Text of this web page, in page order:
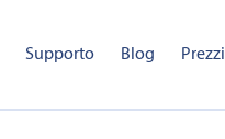
Supporto Blog Prezzi